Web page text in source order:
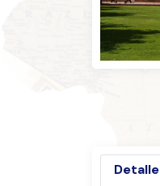
Detalle